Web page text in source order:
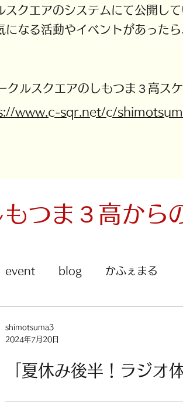
クエアのシステムにて公開し
になる活動やイベントがあった
クルスクエアのしもつま３高ス
www.c-sqr.net/c/
つま３高から
event blog かふぇまる
「夏休み後半！ラジオ
します
shimotsuma3
2024年7月20日